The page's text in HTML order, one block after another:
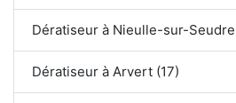
Dératiseur à Nieulle-sur-Seudre
Dératiseur à Arvert (17)